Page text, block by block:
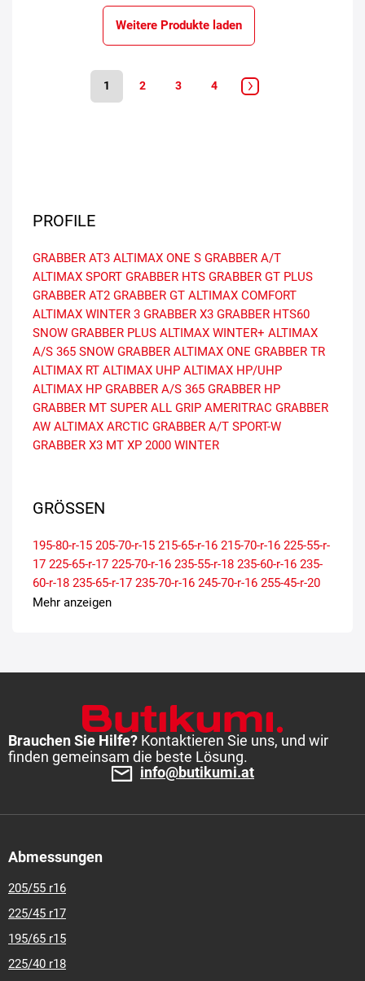
Weitere Produkte laden
1 2 3 4
PROFILE
GRABBER AT3 ALTIMAX ONE S GRABBER A/T
ALTIMAX SPORT GRABBER HTS GRABBER GT PLUS
GRABBER AT2 GRABBER GT ALTIMAX COMFORT
ALTIMAX WINTER 3 GRABBER X3 GRABBER HTS60
SNOW GRABBER PLUS ALTIMAX WINTER+ ALTIMAX
A/S 365 SNOW GRABBER ALTIMAX ONE GRABBER TR
ALTIMAX RT ALTIMAX UHP ALTIMAX HP/UHP
ALTIMAX HP GRABBER A/S 365 GRABBER HP
GRABBER MT SUPER ALL GRIP AMERITRAC GRABBER
AW ALTIMAX ARCTIC GRABBER A/T SPORT-W
GRABBER X3 MT XP 2000 WINTER
GRÖSSEN
195-80-r-15 205-70-r-15 215-65-r-16 215-70-r-16 225-55-r-
17 225-65-r-17 225-70-r-16 235-55-r-18 235-60-r-16 235-
60-r-18 235-65-r-17 235-70-r-16 245-70-r-16 255-45-r-20
255-50-r-19 255-55-r-16
20 295-45-r-20 295-50-r-20 305-35-r-24 305-40-r-22 305-
Mehr anzeigen
Brauchen Sie Hilfe? Kontaktieren Sie uns, und wir
finden gemeinsam die beste Lösung.
info@butikumi.at
Abmessungen
205/55 r16
225/45 r17
195/65 r15
225/40 r18